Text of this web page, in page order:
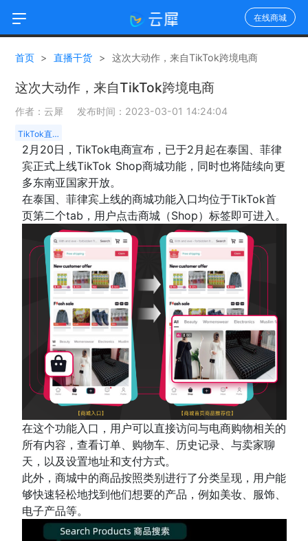
在线商城
首页 > 直播干货 > 这次大动作，来自TikTok跨境电商
这次大动作，来自TikTok跨境电商
作者：云犀 发布时间：2023-03-01 14:24:04
TikTok直播
2月20日，TikTok电商宣布，已于2月起在泰国、菲律
宾正式上线TikTok Shop商城功能，同时也将陆续向更
多东南亚国家开放。
在泰国、菲律宾上线的商城功能入口均位于TikTok首
页第二个tab，用户点击商城（Shop）标签即可进入。
在这个功能入口，用户可以直接访问与电商购物相关的
所有内容，查看订单、购物车、历史记录、与卖家聊
天，以及设置地址和支付方式。
此外，商城中的商品按照类别进行了分类呈现，用户能
够快速轻松地找到他们想要的产品，例如美妆、服饰、
电子产品等。